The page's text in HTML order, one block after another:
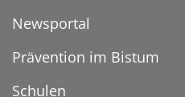
Newsportal
Prävention im Bistum
Schulen